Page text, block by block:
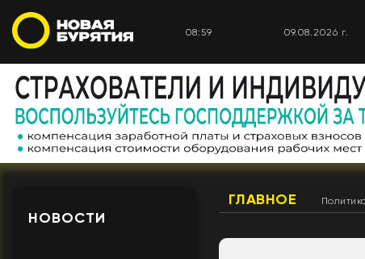
08:59 09.08.2026 г.
НОВОСТИ
ГЛАВНОЕ